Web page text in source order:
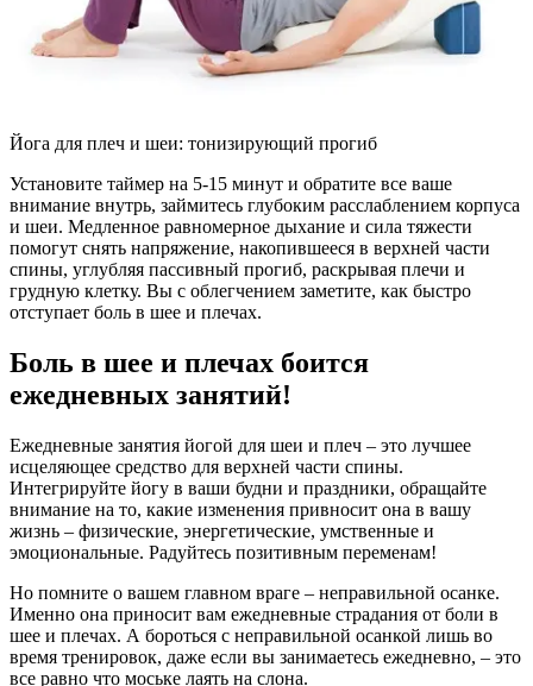
Йога для плеч и шеи: тонизирующий прогиб
Установите таймер на 5-15 минут и обратите все ваше
внимание внутрь, займитесь глубоким расслаблением корпуса
и шеи. Медленное равномерное дыхание и сила тяжести
помогут снять напряжение, накопившееся в верхней части
спины, углубляя пассивный прогиб, раскрывая плечи и
грудную клетку. Вы с облегчением заметите, как быстро
отступает боль в шее и плечах.
Боль в шее и плечах боится
ежедневных занятий!
Ежедневные занятия йогой для шеи и плеч – это лучшее
исцеляющее средство для верхней части спины.
Интегрируйте йогу в ваши будни и праздники, обращайте
внимание на то, какие изменения привносит она в вашу
жизнь – физические, энергетические, умственные и
эмоциональные. Радуйтесь позитивным переменам!
Но помните о вашем главном враге – неправильной осанке.
Именно она приносит вам ежедневные страдания от боли в
шее и плечах. А бороться с неправильной осанкой лишь во
время тренировок, даже если вы занимаетесь ежедневно, – это
все равно что моське лаять на слона.